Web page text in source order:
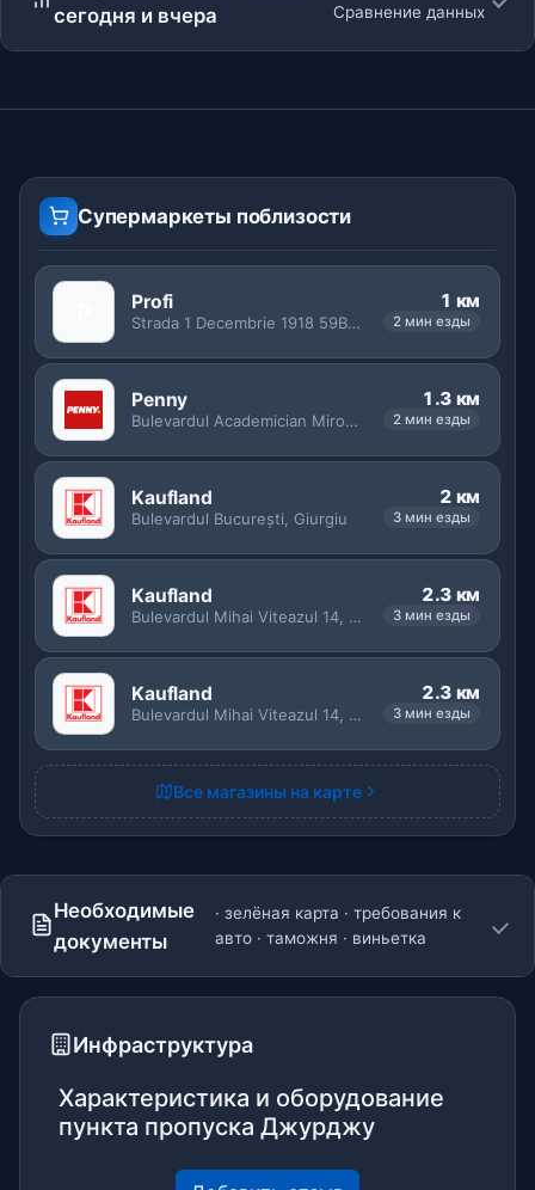
сегодня и вчера
Сравнение данных
Супермаркеты поблизости
Profi
Strada 1 Decembrie 1918 59B, Giurgiu
1 км
2 мин езды
Penny
Bulevardul Academician Miron Nicolescu, Giurgiu
1.3 км
2 мин езды
Kaufland
Bulevardul București, Giurgiu
2 км
3 мин езды
Kaufland
Bulevardul Mihai Viteazul 14, Giurgiu
2.3 км
3 мин езды
Kaufland
Bulevardul Mihai Viteazul 14, Giurgiu
2.3 км
3 мин езды
Все магазины на карте
Необходимые
документы
· зелёная карта · требования к
авто · таможня · виньетка
Инфраструктура
Характеристика и оборудование
пункта пропуска Джурджу